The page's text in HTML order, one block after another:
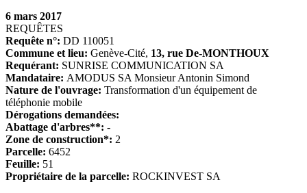
6 mars 2017
REQUÊTES
Requête n°: DD 110051
Commune et lieu: Genève-Cité, 13, rue De-MONTHOUX
Requérant: SUNRISE COMMUNICATION SA
Mandataire: AMODUS SA Monsieur Antonin Simond
Nature de l'ouvrage: Transformation d'un équipement de
téléphonie mobile
Dérogations demandées:
Abattage d'arbres**: -
Zone de construction*: 2
Parcelle: 6452
Feuille: 51
Propriétaire de la parcelle: ROCKINVEST SA